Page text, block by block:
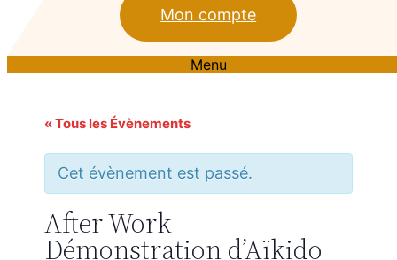
Mon compte
Menu
« Tous les Évènements
Cet évènement est passé.
After Work
Démonstration d’Aïkido